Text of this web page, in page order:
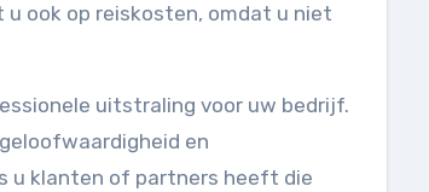
ook op reiskosten, omdat u niet
uitstraling voor uw bedrijf.
en
u klanten of partners heeft die